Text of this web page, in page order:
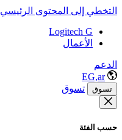
التخطي إلى المحتوى الرئيسي
Logitech G
الأعمال
الدعم
EG,ar
تسوق تسوق
حسب الفئة